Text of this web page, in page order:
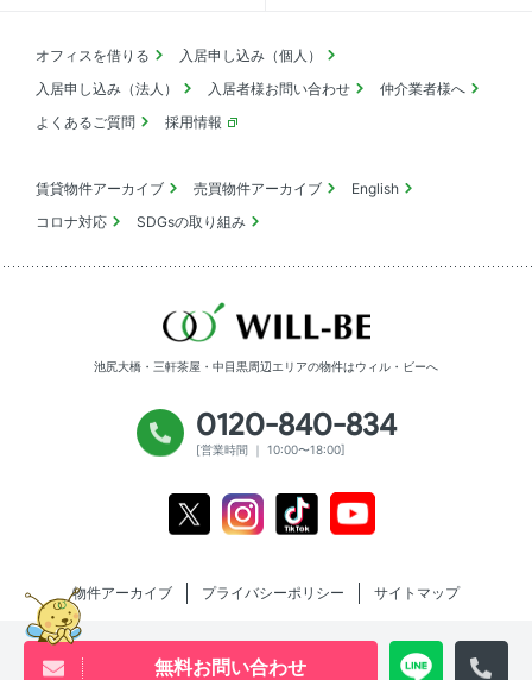
無料お問い合わせ
オフィスを借りる
入居申し込み（個人）
入居申し込み（法人）
入居者様お問い合わせ
仲介業者様へ
よくあるご質問
採用情報
賃貸物件アーカイブ 売買物件アーカイブ
English
コロナ対応
SDGsの取り組み
池尻大橋・三軒茶屋・中目黒周辺エリアの物件はウィル・ビーへ
0120-840-834
[営業時間 ｜ 10:00〜18:00]
InstagramTiktok
物件アーカイブ プライバシーポリシー サイトマップ
Copyright will be co.,ltd All rights reserved.